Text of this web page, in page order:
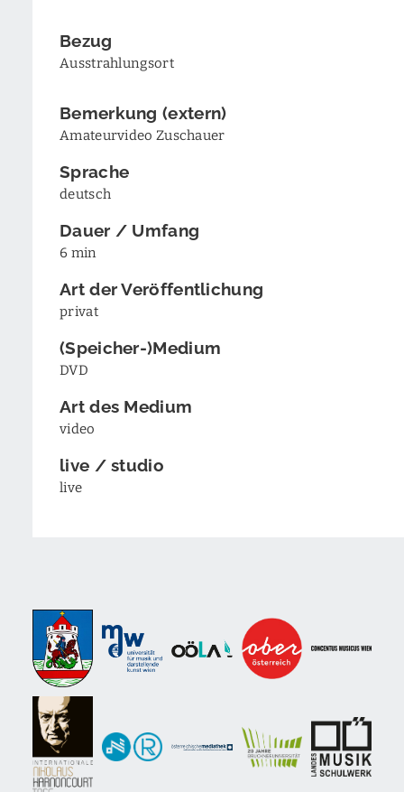
Bezug
Ausstrahlungsort
Bemerkung (extern)
Amateurvideo Zuschauer
Sprache
deutsch
Dauer / Umfang
6 min
Art der Veröffentlichung
privat
(Speicher-)Medium
DVD
Art des Medium
video
live / studio
live